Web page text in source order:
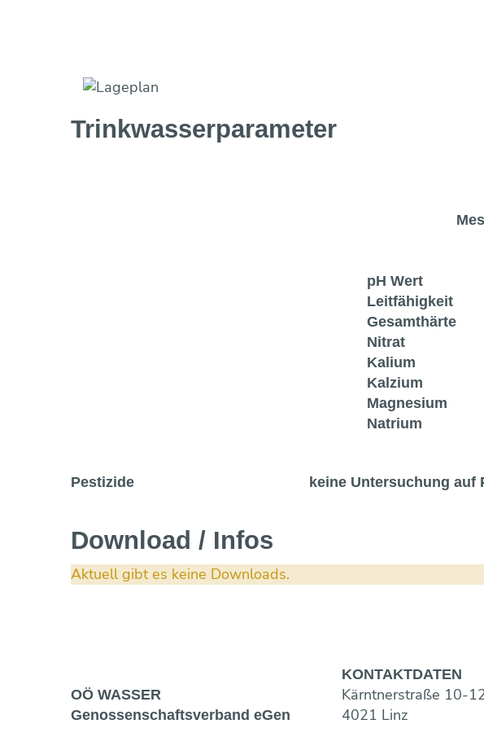
Trinkwasser­parameter
pH Wert
Leitfähigkeit
Gesamthärte
Nitrat
Kalium
Kalzium
Magnesium
Natrium
Pestizide keine Untersuchung auf
Download / Infos
Aktuell gibt es keine Downloads.
OÖ WASSER
Genossen­schaftsverband eGen
KONTAKT­DATEN
Kärntnerstraße 10-
4021 Linz